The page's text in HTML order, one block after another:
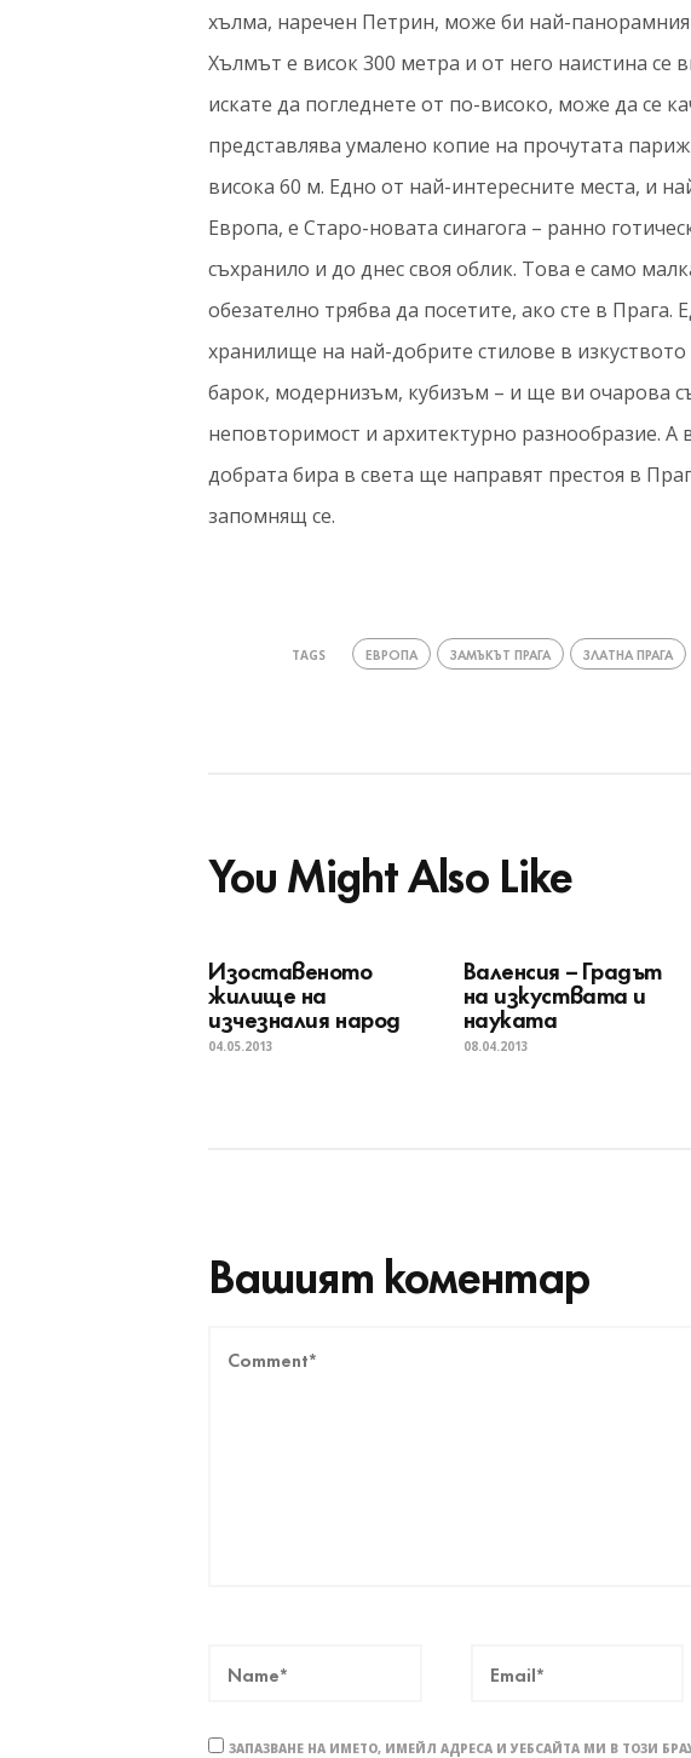
хълма, наречен Петрин, може би най-
Хълмът е висок 300 метра и от него наистина се
искате да погледнете от по-високо, може да се
представлява умалено копие на прочутата
висока 60 м. Едно от най-интересните места, и
Европа, е Старо-новата синагога – ранно
съхранило и до днес своя облик. Това е само
обезателно трябва да посетите, ако сте в Прага.
хранилище на най-добрите стилове в
барок, модернизъм, кубизъм – и ще ви очарова
неповторимост и архитектурно разнообразие. А
добрата бира в света ще направят престоя в
запомнящ се.
TAGS ЕВРОПА ЗАМЪКЪТ ПРАГА ЗЛАТНА ПРАГА
You Might Also Like
Изоставеното
жилище на
изчезналия народ
04.05.2013
Валенсия – Градът
на изкуствата и
науката
08.04.2013
Вашият коментар
ЗАПАЗВАНЕ НА ИМЕТО, ИМЕЙЛ АДРЕСА И УЕБСАЙТА МИ В ТОЗИ